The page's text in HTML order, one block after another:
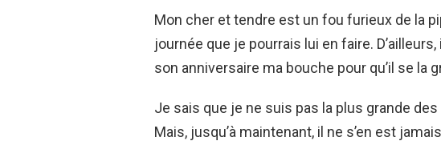
Mon cher et tendre est un fou furieux de la
journée que je pourrais lui en faire.
son anniversaire ma bouche pour qu’il se la
Je sais que je ne suis pas la plus grande
Mais, jusqu’à maintenant, il ne s’en est